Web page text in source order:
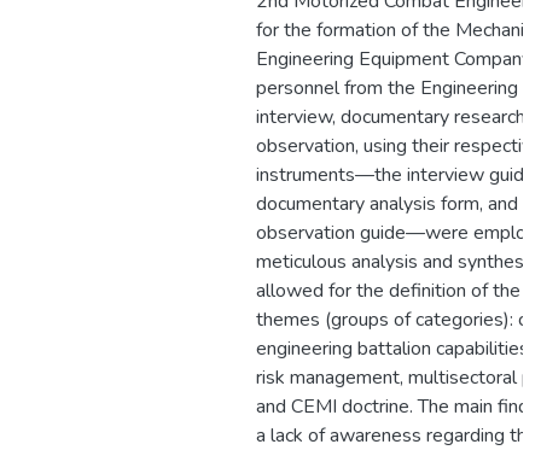
for the formation of the
Engineering Equipment
personnel from the Engineering
interview, documentary research,
observation, using their respective
instruments—the interview
documentary analysis form, and
observation guide—were
meticulous analysis and
allowed for the definition of the
themes (groups of categories):
engineering battalion capabilities,
risk management, multisectoral
and CEMI doctrine. The main
a lack of awareness regarding